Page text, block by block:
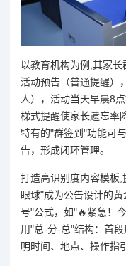
以教育机构为例,其家
活动预告（普通提醒）
人），活动当天早晨8
梯式提醒使家长遗忘率
特有的"群签到"功能可
告，形成闭环管理。
打造高识别度内容模板
眼球"成为公告设计的
号"公式，如"🔥紧急！
用"总-分-总"结构：首
明时间、地点、操作指